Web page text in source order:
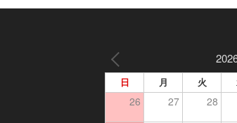
日 月 火
26 27 28